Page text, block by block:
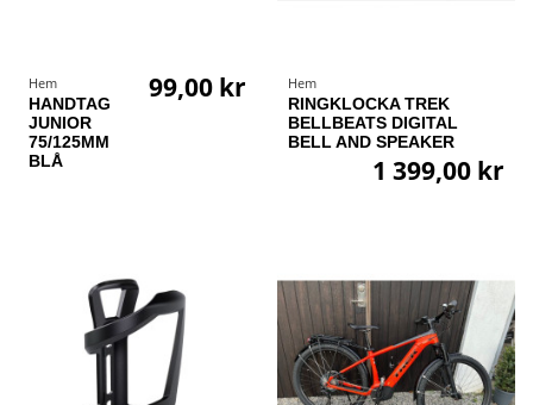
Hem
HANDTAG
JUNIOR
75/125MM
BLÅ
99,00 kr Hem
RINGKLOCKA TREK
BELLBEATS DIGITAL
BELL AND SPEAKER
1 399,00 kr